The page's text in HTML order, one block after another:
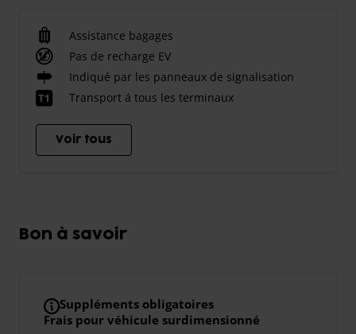
Assistance bagages
Pas de recharge EV
Indiqué par les panneaux de signalisation
Transport á tous les terminaux
Voir tous
Bon à savoir
Suppléments obligatoires
Frais pour véhicule surdimensionné